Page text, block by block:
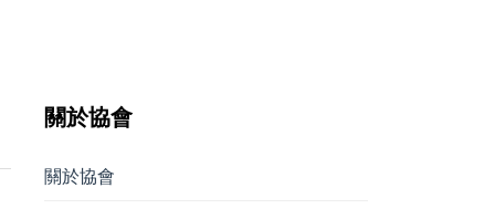
關於協會
關於協會